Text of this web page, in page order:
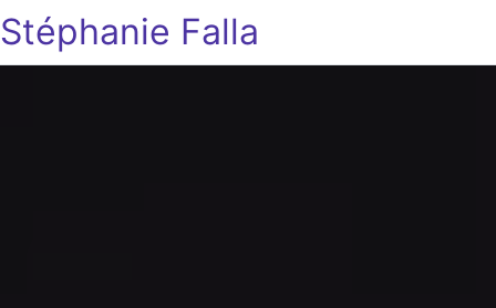
Stéphanie Falla